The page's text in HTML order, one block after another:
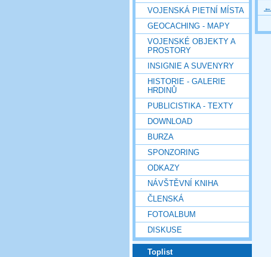
VOJENSKÁ PIETNÍ MÍSTA
GEOCACHING - MAPY
VOJENSKÉ OBJEKTY A
PROSTORY
INSIGNIE A SUVENYRY
HISTORIE - GALERIE
HRDINŮ
PUBLICISTIKA - TEXTY
DOWNLOAD
BURZA
SPONZORING
ODKAZY
NÁVŠTĚVNÍ KNIHA
ČLENSKÁ
FOTOALBUM
DISKUSE
Toplist
←